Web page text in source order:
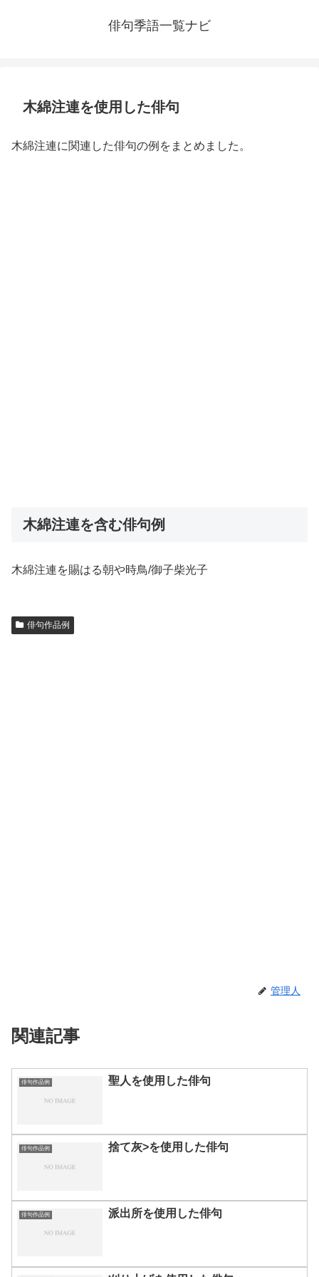
俳句季語一覧ナビ
木綿注連を使用した俳句
木綿注連に関連した俳句の例をまとめました。
木綿注連を含む俳句例
木綿注連を賜はる朝や時鳥/御子柴光子
俳句作品例
管理人
関連記事
俳句作品例 聖人を使用した俳句
俳句作品例 捨て灰>を使用した俳句
俳句作品例 派出所を使用した俳句